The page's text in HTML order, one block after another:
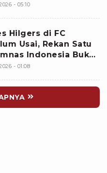
- 05:10
Hilgers di FC
Usai, Rekan Satu
Indonesia Buka
Pihak Saling
- 01:08